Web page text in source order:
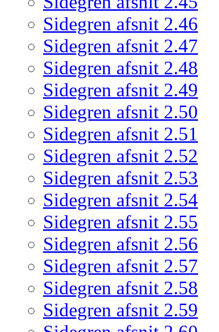
Sidegren afsnit 2.46
Sidegren afsnit 2.47
Sidegren afsnit 2.48
Sidegren afsnit 2.49
Sidegren afsnit 2.50
Sidegren afsnit 2.51
Sidegren afsnit 2.52
Sidegren afsnit 2.53
Sidegren afsnit 2.54
Sidegren afsnit 2.55
Sidegren afsnit 2.56
Sidegren afsnit 2.57
Sidegren afsnit 2.58
Sidegren afsnit 2.59